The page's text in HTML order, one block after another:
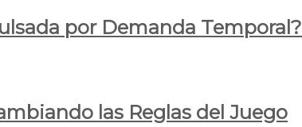
por Demanda Temporal?
las Reglas del Juego